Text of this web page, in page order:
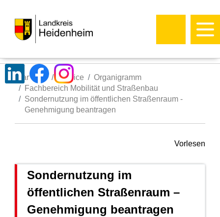
Startseite Service
Organigramm
Fachbereich Mobilität und Straßenbau
Sondernutzung im öffentlichen Straßenraum -
Genehmigung beantragen
Vorlesen
Sondernutzung im
öffentlichen Straßenraum –
Genehmigung beantragen